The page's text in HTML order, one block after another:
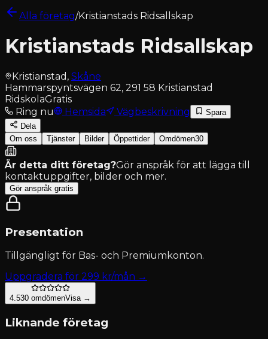
Alla företag/Kristianstads Ridsallskap
Kristianstads Ridsallskap
Kristianstad , Skåne
Hammarspyntsvägen 62, 291 58 Kristianstad
RidskolaGratis
Ring nu
Hemsida Vägbeskrivning
Spara
Dela
Om oss
Tjänster Bilder Öppettider Omdömen30
Är detta ditt företag?Gör anspråk för att lägga till
kontaktuppgifter, bilder och mer.
Gör anspråk gratis
Presentation
Tillgängligt för Bas- och Premiumkonton.
Uppgradera för 299 kr/mån →
4.530 omdömenVisa →
Liknande företag